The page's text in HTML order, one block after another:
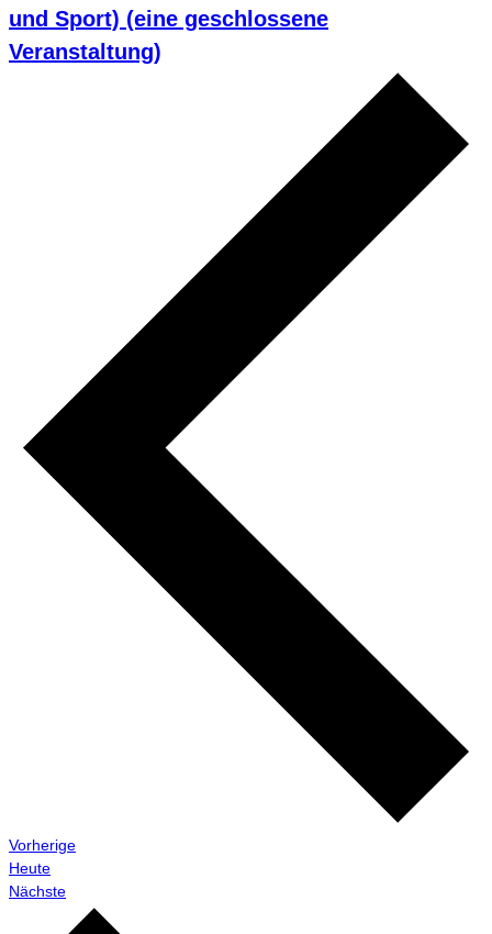
und Sport) (eine geschlossene
Veranstaltung)
VorherigeVeranstaltungen
Heute
NächsteVeranstaltungen